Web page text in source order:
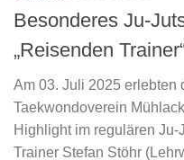
Besonderes Ju-
„Reisenden
Am 03. Juli 2025 erlebten
Taekwondoverein
Highlight im regulären
Trainer Stefan Stöhr